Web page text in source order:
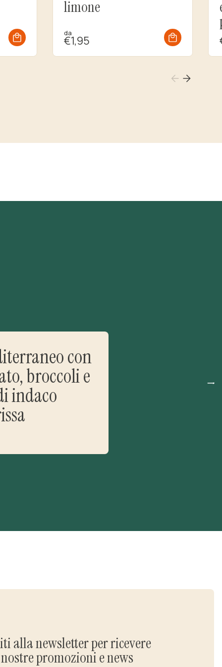
limone
da
€1,95
con
broccoli e
indaco
alla newsletter per ricevere
promozioni e news